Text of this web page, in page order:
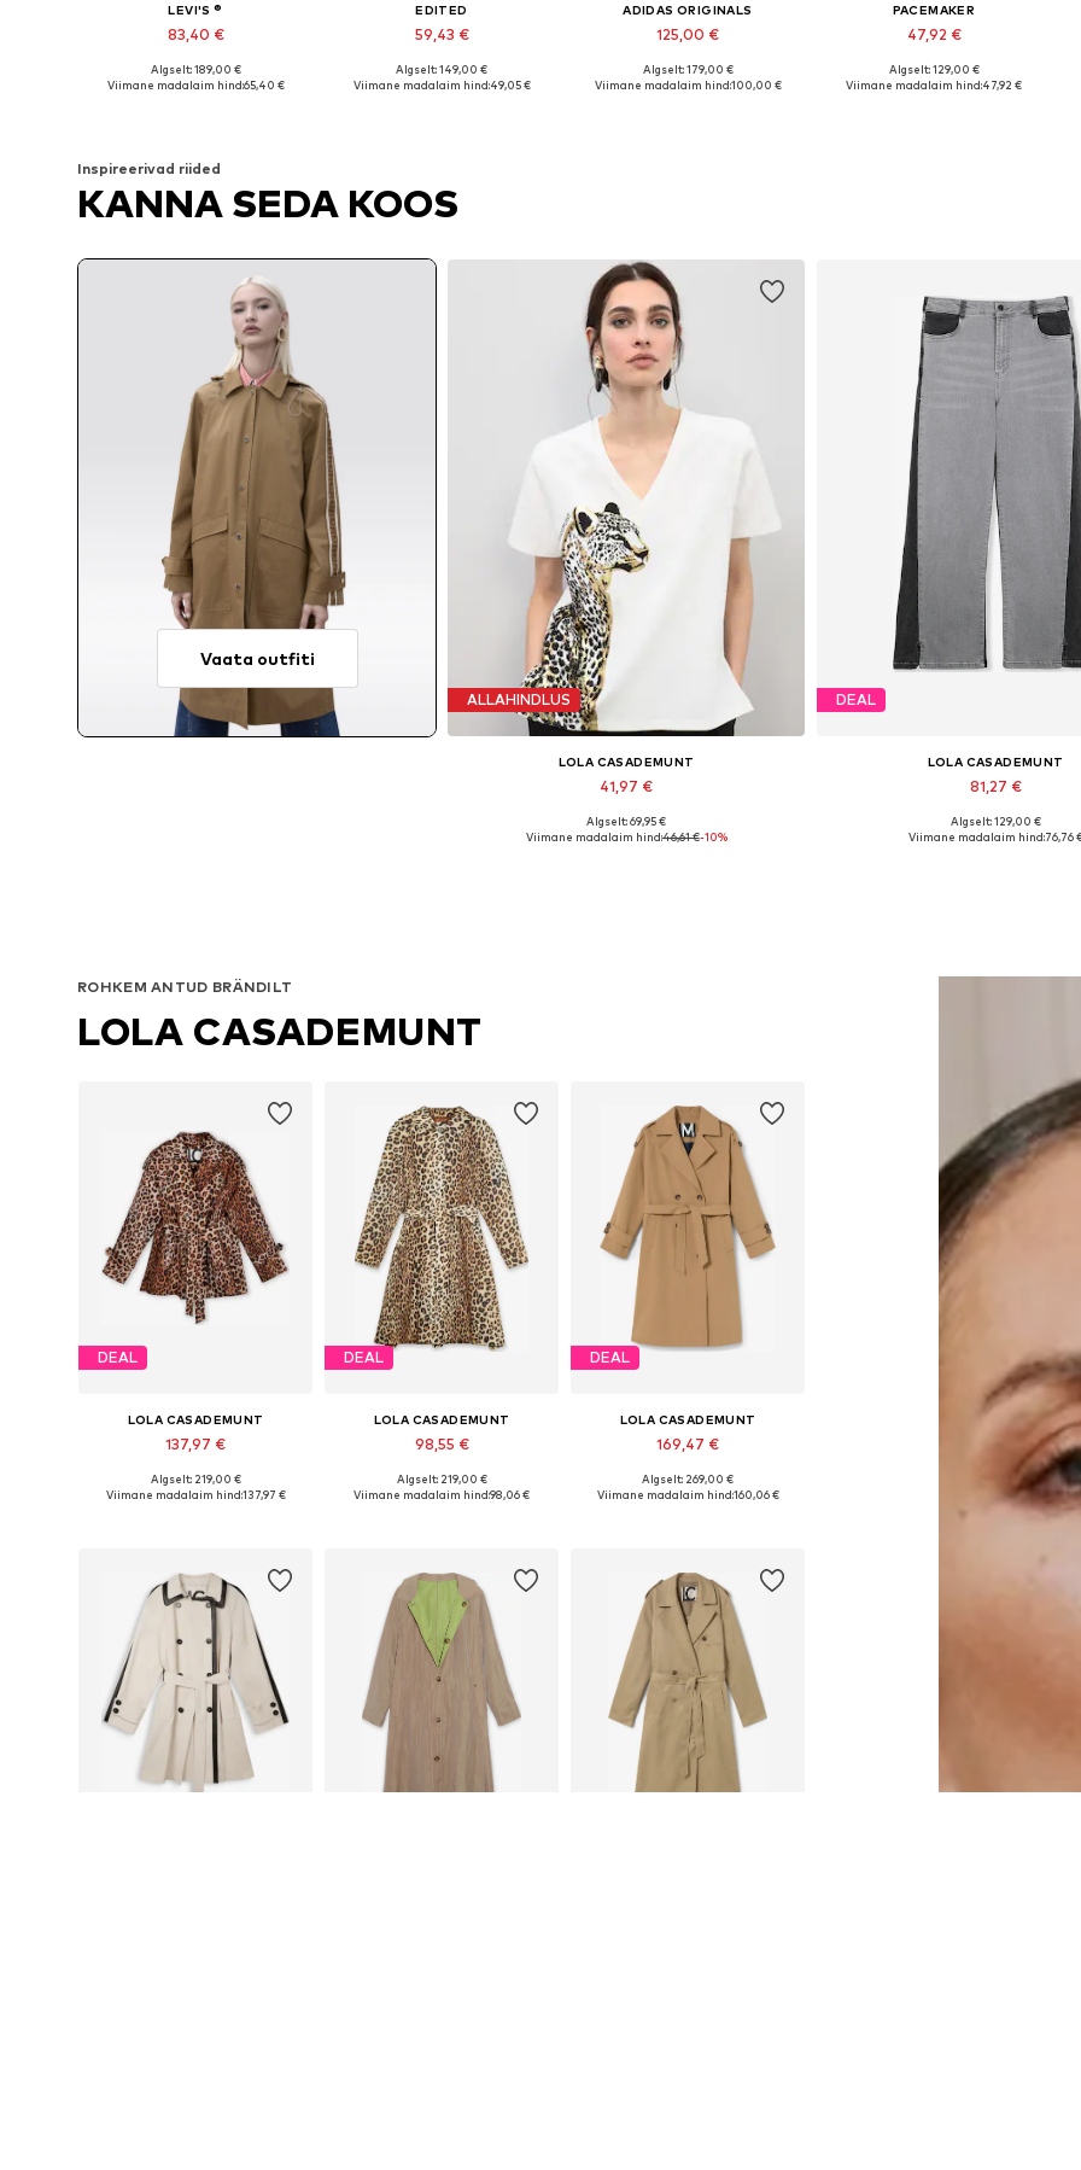
LEVI'S ®
83,40 €
Saadaolevad suurused: S, M, L
Algselt: 189,00 €
Viimane madalaim hind:65,40 €
EDITED
59,43 €
Saadaolevad suurused: S, M, L
Algselt: 149,00 €
Viimane madalaim hind:49,05 €
ADIDAS ORIGINALS
125,00 €
Algselt: 179,00 €
Viimane madalaim hind:100,00 €
PACEMAKER
47,92 €
Algselt: 129,00 €
Viimane madalaim hind:47,92 €
Inspireerivad riided
KANNA SEDA KOOS
Vaata outfiti
ALLAHINDLUS
LOLA CASADEMUNT
41,97 €
Saadaolevad suurused: XS, M, L
Algselt: 69,95 €
Viimane madalaim hind:46,61 €-10%
DEAL
LOLA CASADEMUNT
81,27 €
Saadaolevad suurused: 29, 30-
Algselt: 129,00 €
Viimane madalaim hind:76,76
ROHKEM ANTUD BRÄNDILT
LOLA CASADEMUNT
DEAL
LOLA CASADEMUNT
137,97 €
Algselt: 219,00 €
Viimane madalaim hind:137,97 €
DEAL
LOLA CASADEMUNT
98,55 €
Algselt: 219,00 €
Viimane madalaim hind:98,06 €
DEAL
LOLA CASADEMUNT
169,47 €
Saadaolevad suurused: M, L, XL
Algselt: 269,00 €
Viimane madalaim hind:160,06 €